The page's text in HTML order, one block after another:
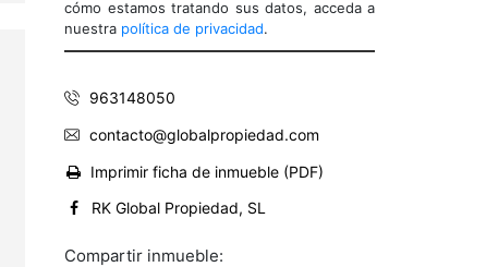
cómo estamos tratando sus datos, acceda a
nuestra política de privacidad.
963148050
contacto@globalpropiedad.com
Imprimir ficha de inmueble (PDF)
RK Global Propiedad, SL
Compartir inmueble: